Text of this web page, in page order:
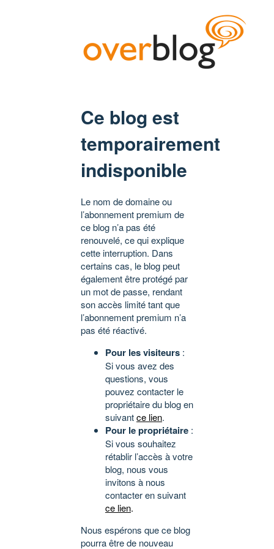
Ce blog est
temporairement
indisponible
Le nom de domaine ou
l’abonnement premium de
ce blog n’a pas été
renouvelé, ce qui explique
cette interruption. Dans
certains cas, le blog peut
également être protégé par
un mot de passe, rendant
son accès limité tant que
l’abonnement premium n’a
pas été réactivé.
Pour les visiteurs :
Si vous avez des
questions, vous
pouvez contacter le
propriétaire du blog en
suivantce lien.
Pour le propriétaire :
Si vous souhaitez
rétablir l’accès à votre
blog, nous vous
invitons à nous
contacter en suivant
ce lien.
Nous espérons que ce blog
pourra être de nouveau